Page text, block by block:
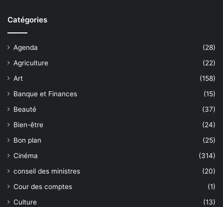
Catégories
Agenda
(28)
Agriculture
(22)
Art
(158)
Banque et Finances
(15)
Beauté
(37)
Bien-être
(24)
Bon plan
(25)
Cinéma
(314)
conseil des ministres
(20)
Cour des comptes
(1)
Culture
(13)